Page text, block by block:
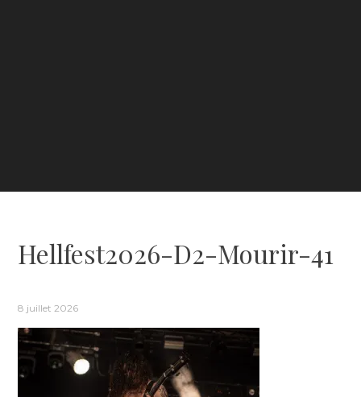
Hellfest2026-D2-Mourir-41
8 juillet 2026